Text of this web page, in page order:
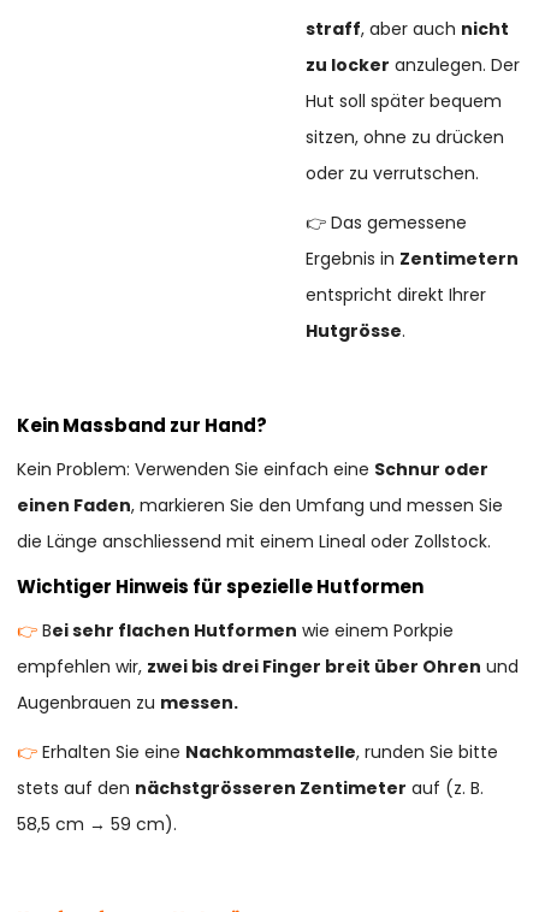
straff, aber auch nicht
zu locker anzulegen. Der
Hut soll später bequem
sitzen, ohne zu drücken
oder zu verrutschen.
👉 Das gemessene
Ergebnis in Zentimetern
entspricht direkt Ihrer
Hutgrösse.
Kein Massband zur Hand?
Kein Problem: Verwenden Sie einfach eine Schnur oder
einen Faden, markieren Sie den Umfang und messen Sie
die Länge anschliessend mit einem Lineal oder Zollstock.
Wichtiger Hinweis für spezielle Hutformen
👉Bei sehr flachen Hutformen wie einem Porkpie
empfehlen wir, zwei bis drei Finger breit über Ohren und
Augenbrauen zu messen.
👉Erhalten Sie eine Nachkommastelle, runden Sie bitte
stets auf den nächstgrösseren Zentimeter auf (z. B.
58,5 cm → 59 cm).